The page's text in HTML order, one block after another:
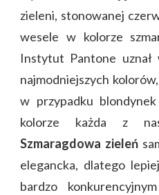
zieleni, stonowanej
wesele w kolorze
Instytut Pantone
najmodniejszych
w przypadku
kolorze każda z
Szmaragdowa zieleń
elegancka, dlatego
bardzo